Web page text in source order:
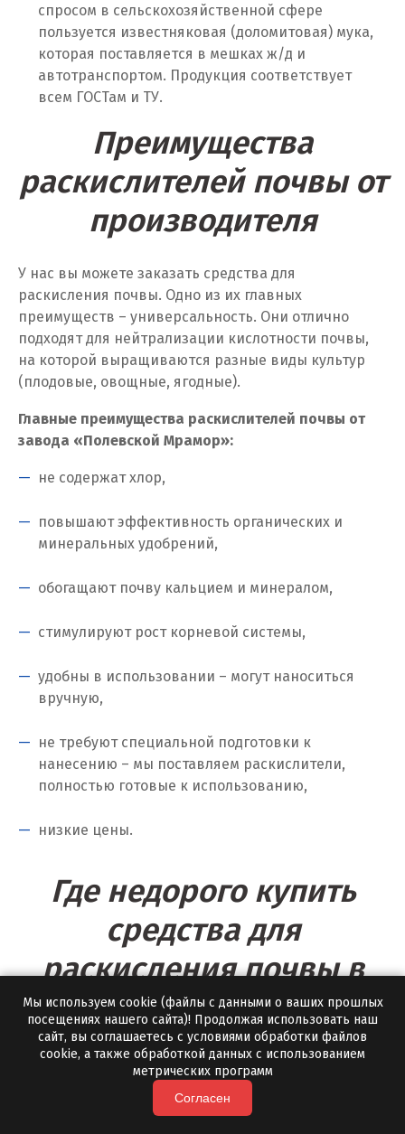
Сергиев Посад
Серов
Серпухов
Среднеуральск
Ставрополь
Ступино
Сухой Лог
Сысерть
Т
Тверь
Тобольск
Томск
Тюмень
Ульяновск
Урай
Уфа
спросом в сельскохозяйственной сфере
пользуется известняковая (доломитовая) мука,
которая поставляется в мешках ж/д и
автотранспортом. Продукция соответствует
всем ГОСТам и ТУ.
Преимущества
раскислителей почвы от
производителя
У нас вы можете заказать средства для
раскисления почвы. Одно из их главных
преимуществ – универсальность. Они отлично
подходят для нейтрализации кислотности почвы,
на которой выращиваются разные виды культур
(плодовые, овощные, ягодные).
Главные преимущества раскислителей почвы от
завода «Полевской Мрамор»:
не содержат хлор,
повышают эффективность органических и
минеральных удобрений,
обогащают почву кальцием и минералом,
стимулируют рост корневой системы,
удобны в использовании – могут наноситься
вручную,
не требуют специальной подготовки к
нанесению – мы поставляем раскислители,
полностью готовые к использованию,
низкие цены.
Где недорого купить
средства для
раскисления почвы в
Красноярске?
Заказать удобрения для раскисления почвы вы
всегда можете от российского производителя
«Полевской Мрамор». Мы сотрудничаем с
Мы используем cookie (файлы с данными о ваших прошлых
посещениях нашего сайта)! Продолжая использовать наш
сайт, вы соглашаетесь с условиями обработки файлов
cookie, а также обработкой данных с использованием
метрических программ
Согласен